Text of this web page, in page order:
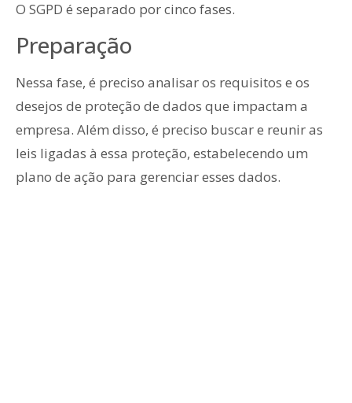
O SGPD é separado por cinco fases.
Preparação
Nessa fase, é preciso analisar os requisitos e os
desejos de proteção de dados que impactam a
empresa. Além disso, é preciso buscar e reunir as
leis ligadas à essa proteção, estabelecendo um
plano de ação para gerenciar esses dados.